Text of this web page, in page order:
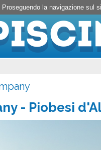
- Piobesi
la navigazione sul